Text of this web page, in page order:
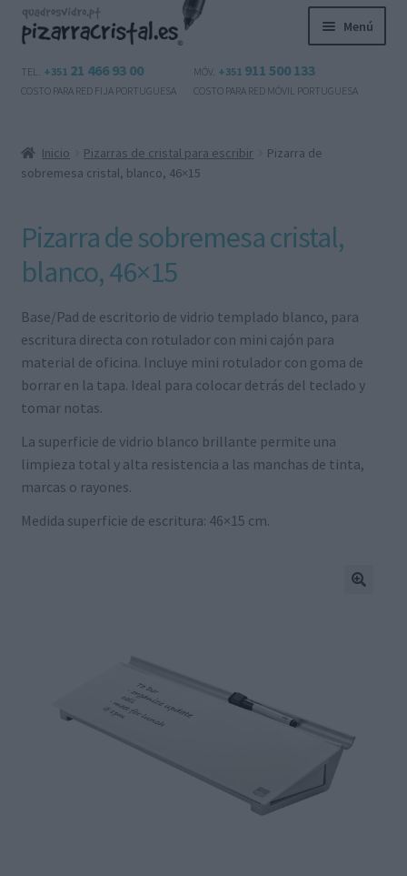
Ir
a
navegación
Ir
al
Menú
Productos
el
Contactos
Español
hijo
TEL. +351 21 466 93 00
COSTO PARA RED FIJA PORTUGUESA
MÓV. +351 911 500 133
COSTO PARA RED MÓVIL PORTUGUESA
Inicio Pizarras de cristal para escribir
Pizarra de
sobremesa cristal, blanco, 46×15
Pizarra de sobremesa cristal,
blanco, 46×15
Base/Pad de escritorio de vidrio templado blanco, para
escritura directa con rotulador con mini cajón para
material de oficina. Incluye mini rotulador con goma de
borrar en la tapa. Ideal para colocar detrás del teclado y
tomar notas.
La superficie de vidrio blanco brillante permite una
limpieza total y alta resistencia a las manchas de tinta,
marcas o rayones.
Medida superficie de escritura: 46×15 cm.